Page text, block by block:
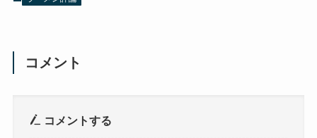
コメント
コメントする